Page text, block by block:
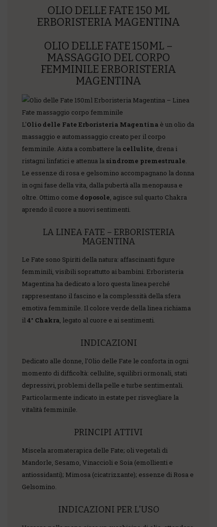
OLIO DELLE FATE 150 ML
ERBORISTERIA MAGENTINA
OLIO DELLE FATE 150ML –
MASSAGGIO DEL CORPO
FEMMINILE ERBORISTERIA
MAGENTINA
L'Olio delle Fate Erboristeria Magentina è un olio da
massaggio e automassaggio creato per il corpo
femminile. Aiuta a combattere la cellulite, drena i
ristagni linfatici e attenua lasindrome premestruale.
Le essenze di rosa e gelsomino accompagnano la donna
in ogni fase della vita, dalla pubertà alla menopausa e
oltre. Ottimo come doposole, agisce sul quarto Chakra
aprendo il cuore a nuovi sentimenti.
LA LINEA FATE – ERBORISTERIA
MAGENTINA
Le Fate sono Spiriti della natura: affascinanti figure
femminili, visibili soprattutto ai bambini. Erboristeria
Magentina ha dedicato a loro questa linea perché
rappresentano il fascino e la complessità della sfera
emotiva femminile. Il colore verde della linea richiama
il4° Chakra, legato al cuore e ai sentimenti.
INDICAZIONI
Dedicato alle donne, l'Olio delle Fate le conforta in ogni
momento di difficoltà: cellulite, squilibri ormonali, stati
depressivi, problemi della pelle e turbe sentimentali.
Particolarmente indicato in estate per risvegliare la
vitalità femminile.
PRINCIPI ATTIVI
Miscela aromaterapica delle Fate; oli vegetali di
Mandorle, Sesamo, Vinaccioli e Soia (emollienti e
antiossidanti); Mimosa (cicatrizzante); essenze di Rosa e
Gelsomino.
INDICAZIONI PER L'USO